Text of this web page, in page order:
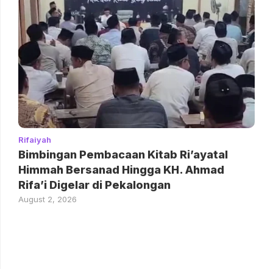
Rifaiyah
Bimbingan Pembacaan Kitab Ri’ayatal
Himmah Bersanad Hingga KH. Ahmad
Rifa’i Digelar di Pekalongan
August 2, 2026